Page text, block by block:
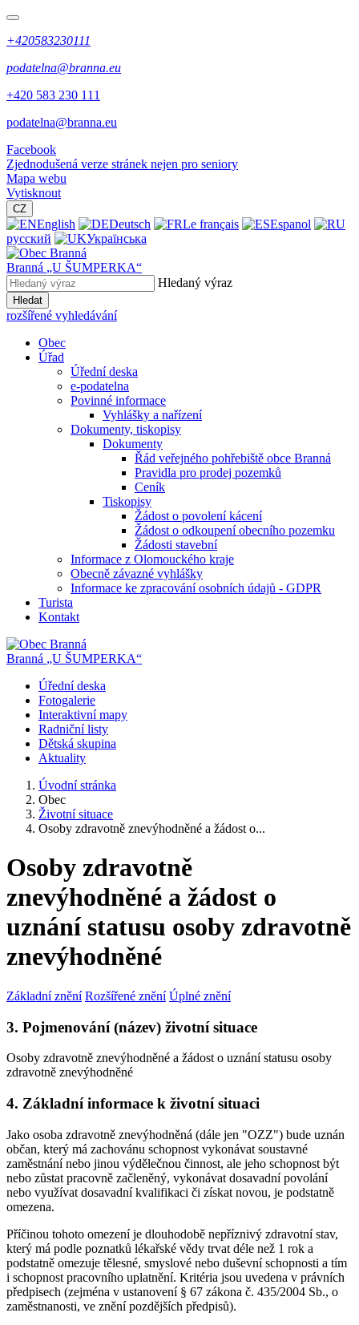
+420583230111
podatelna@branna.eu
+420 583 230 111
podatelna@branna.eu
Facebook
Zjednodušená verze stránek nejen pro seniory
Mapa webu
Vytisknout
CZ
English Deutsch Le français
Espanol
русский
Українська
Branná „U ŠUMPERKA“
Hledaný výraz
Hledat
rozšířené vyhledávání
Obec
Úřad
Úřední deska
e-podatelna
Povinné informace
Vyhlášky a nařízení
Dokumenty, tiskopisy
Dokumenty
Řád veřejného pohřebiště obce Branná
Pravidla pro prodej pozemků
Ceník
Tiskopisy
Žádost o povolení kácení
Žádost o odkoupení obecního pozemku
Žádosti stavební
Informace z Olomouckého kraje
Obecně závazné vyhlášky
Informace ke zpracování osobních údajů - GDPR
Turista
Kontakt
Branná „U ŠUMPERKA“
Úřední deska
Fotogalerie
Interaktivní mapy
Radniční listy
Dětská skupina
Aktuality
Úvodní stránka
Obec
Životní situace
Osoby zdravotně znevýhodněné a žádost o...
Osoby zdravotně
znevýhodněné a žádost o
uznání statusu osoby zdravotně
znevýhodněné
Základní znění Rozšířené znění Úplné znění
3. Pojmenování (název) životní situace
Osoby zdravotně znevýhodněné a žádost o uznání statusu osoby
zdravotně znevýhodněné
4. Základní informace k životní situaci
Jako osoba zdravotně znevýhodněná (dále jen "OZZ") bude uznán
občan, který má zachovánu schopnost vykonávat soustavné
zaměstnání nebo jinou výdělečnou činnost, ale jeho schopnost být
nebo zůstat pracovně začleněný, vykonávat dosavadní povolání
nebo využívat dosavadní kvalifikaci či získat novou, je podstatně
omezena.
Příčinou tohoto omezení je dlouhodobě nepříznivý zdravotní stav,
který má podle poznatků lékařské vědy trvat déle než 1 rok a
podstatně omezuje tělesné, smyslové nebo duševní schopnosti a tím
i schopnost pracovního uplatnění. Kritéria jsou uvedena v právních
předpisech (zejména v ustanovení § 67 zákona č. 435/2004 Sb., o
zaměstnanosti, ve znění pozdějších předpisů).